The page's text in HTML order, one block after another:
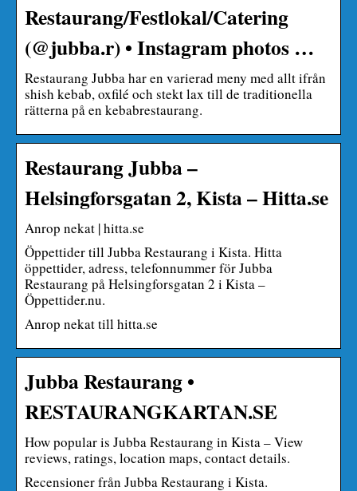
Restaurang/Festlokal/Catering
(@jubba.r) • Instagram photos …
Restaurang Jubba har en varierad meny med allt ifrån
shish kebab, oxfilé och stekt lax till de traditionella
rätterna på en kebabrestaurang.
Restaurang Jubba –
Helsingforsgatan 2, Kista – Hitta.se
Anrop nekat | hitta.se
Öppettider till Jubba Restaurang i Kista. Hitta
öppettider, adress, telefonnummer för Jubba
Restaurang på Helsingforsgatan 2 i Kista –
Öppettider.nu.
Anrop nekat till hitta.se
Jubba Restaurang •
RESTAURANGKARTAN.SE
How popular is Jubba Restaurang in Kista – View
reviews, ratings, location maps, contact details.
Recensioner från Jubba Restaurang i Kista.